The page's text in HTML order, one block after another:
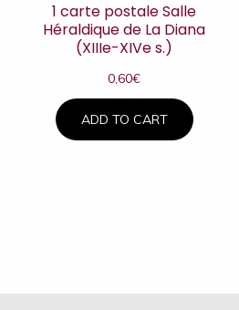
1 carte postale Salle
Héraldique de La Diana
(XIIIe-XIVe s.)
0,60€
ADD TO CART